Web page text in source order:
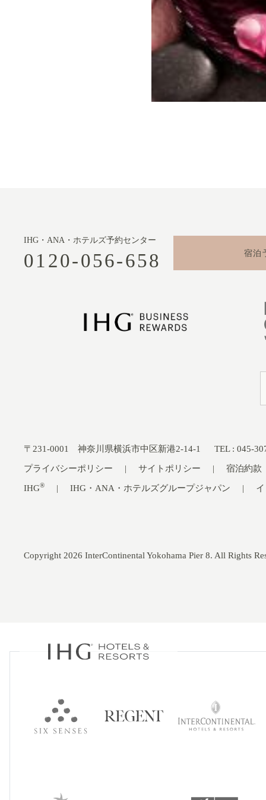
IHG・ANA・ホテルズ予約センター
0120-056-658 宿泊
〒231-0001 神奈川県横浜市中区新港2-14-1 TEL : 045-
プライバシーポリシー サイトポリシー 宿泊約款
IHG® IHG・ANA・ホテルズグループジャパン
Copyright 2026 InterContinental Yokohama Pier 8. All Rights